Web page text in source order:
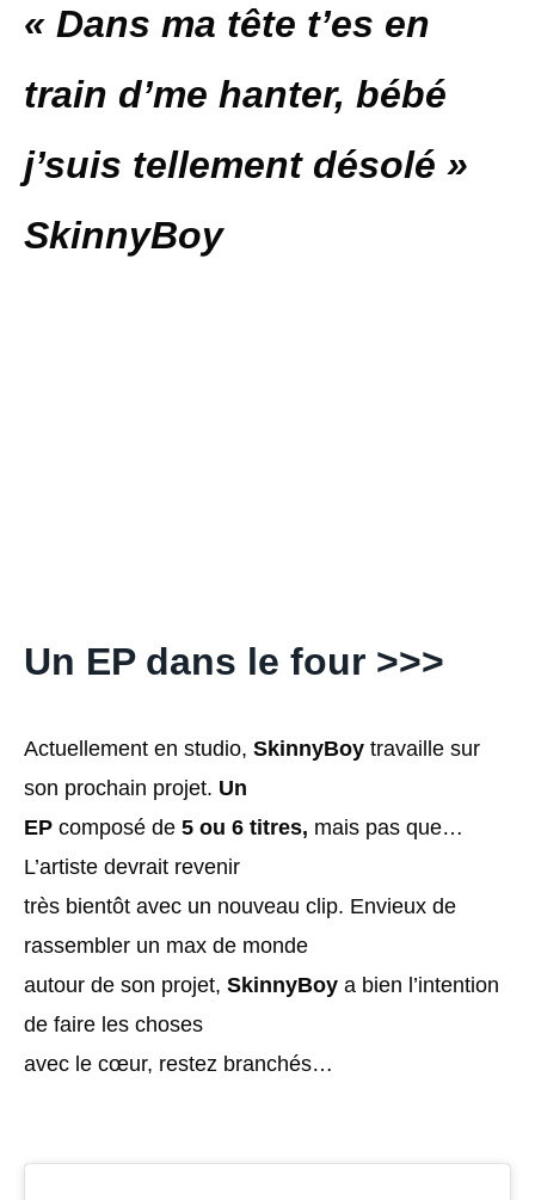
« Dans ma tête t’es en
train d’me hanter, bébé
j’suis tellement désolé »
SkinnyBoy
Un EP dans le four >>>
Actuellement en studio, SkinnyBoy travaille sur
son prochain projet. Un
EP composé de 5 ou 6 titres, mais pas que…
L’artiste devrait revenir
très bientôt avec un nouveau clip. Envieux de
rassembler un max de monde
autour de son projet, SkinnyBoy a bien l’intention
de faire les choses
avec le cœur, restez branchés…